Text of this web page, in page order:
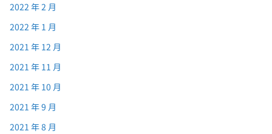
2022 年 2 月
2022 年 1 月
2021 年 12 月
2021 年 11 月
2021 年 10 月
2021 年 9 月
2021 年 8 月